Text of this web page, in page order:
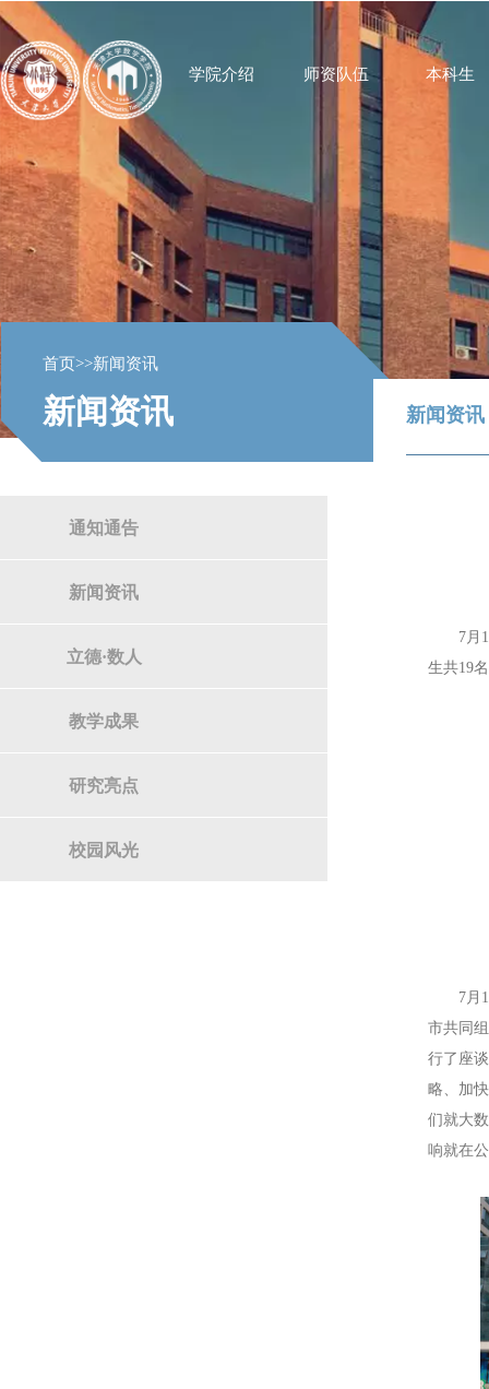
学院介绍 师资队伍 本科生
首页>>新闻资讯
新闻资讯
通知通告
新闻资讯
立德·数人
教学成果
研究亮点
校园风光
新闻资讯
7月
生共19
7月
市共同
行了座
略、加
们就大
响就在